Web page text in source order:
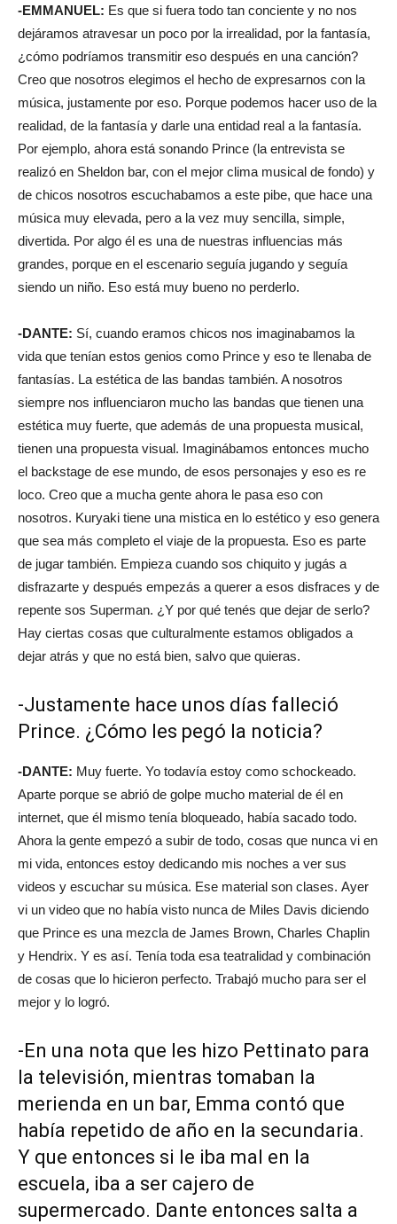
-EMMANUEL: Es que si fuera todo tan conciente y no nos
dejáramos atravesar un poco por la irrealidad, por la fantasía,
¿cómo podríamos transmitir eso después en una canción?
Creo que nosotros elegimos el hecho de expresarnos con la
música, justamente por eso. Porque podemos hacer uso de la
realidad, de la fantasía y darle una entidad real a la fantasía.
Por ejemplo, ahora está sonando Prince (la entrevista se
realizó en Sheldon bar, con el mejor clima musical de fondo) y
de chicos nosotros escuchabamos a este pibe, que hace una
música muy elevada, pero a la vez muy sencilla, simple,
divertida. Por algo él es una de nuestras influencias más
grandes, porque en el escenario seguía jugando y seguía
siendo un niño. Eso está muy bueno no perderlo.
-DANTE: Sí, cuando eramos chicos nos imaginabamos la
vida que tenían estos genios como Prince y eso te llenaba de
fantasías. La estética de las bandas también. A nosotros
siempre nos influenciaron mucho las bandas que tienen una
estética muy fuerte, que además de una propuesta musical,
tienen una propuesta visual. Imaginábamos entonces mucho
el backstage de ese mundo, de esos personajes y eso es re
loco. Creo que a mucha gente ahora le pasa eso con
nosotros. Kuryaki tiene una mistica en lo estético y eso genera
que sea más completo el viaje de la propuesta. Eso es parte
de jugar también. Empieza cuando sos chiquito y jugás a
disfrazarte y después empezás a querer a esos disfraces y de
repente sos Superman. ¿Y por qué tenés que dejar de serlo?
Hay ciertas cosas que culturalmente estamos obligados a
dejar atrás y que no está bien, salvo que quieras.
-Justamente hace unos días falleció
Prince. ¿Cómo les pegó la noticia?
-DANTE: Muy fuerte. Yo todavía estoy como schockeado.
Aparte porque se abrió de golpe mucho material de él en
internet, que él mismo tenía bloqueado, había sacado todo.
Ahora la gente empezó a subir de todo, cosas que nunca vi en
mi vida, entonces estoy dedicando mis noches a ver sus
videos y escuchar su música. Ese material son clases. Ayer
vi un video que no había visto nunca de Miles Davis diciendo
que Prince es una mezcla de James Brown, Charles Chaplin
y Hendrix. Y es así. Tenía toda esa teatralidad y combinación
de cosas que lo hicieron perfecto. Trabajó mucho para ser el
mejor y lo logró.
-En una nota que les hizo Pettinato para
la televisión, mientras tomaban la
merienda en un bar, Emma contó que
había repetido de año en la secundaria.
Y que entonces si le iba mal en la
escuela, iba a ser cajero de
supermercado. Dante entonces salta a